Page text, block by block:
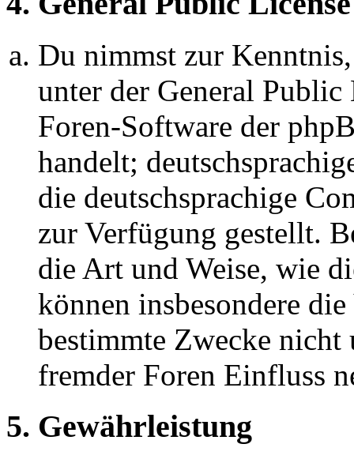
Du nimmst zur
unter der General
Foren-Software der
handelt;
die deutschsprachige
zur Verfügung gestellt.
die Art und Weise, wie
können insbesondere
bestimmte Zwecke nicht
fremder Foren Einfluss
5. Gewährleistung